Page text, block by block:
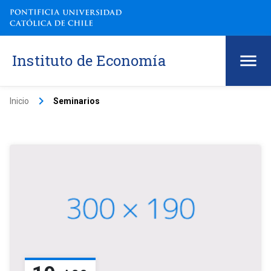
Instituto de Economía
Inicio keyboard_arrow_right Seminarios